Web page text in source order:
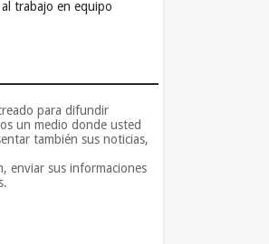
trabajo en equipo
para difundir
un medio donde usted
también sus noticias,
enviar sus informaciones